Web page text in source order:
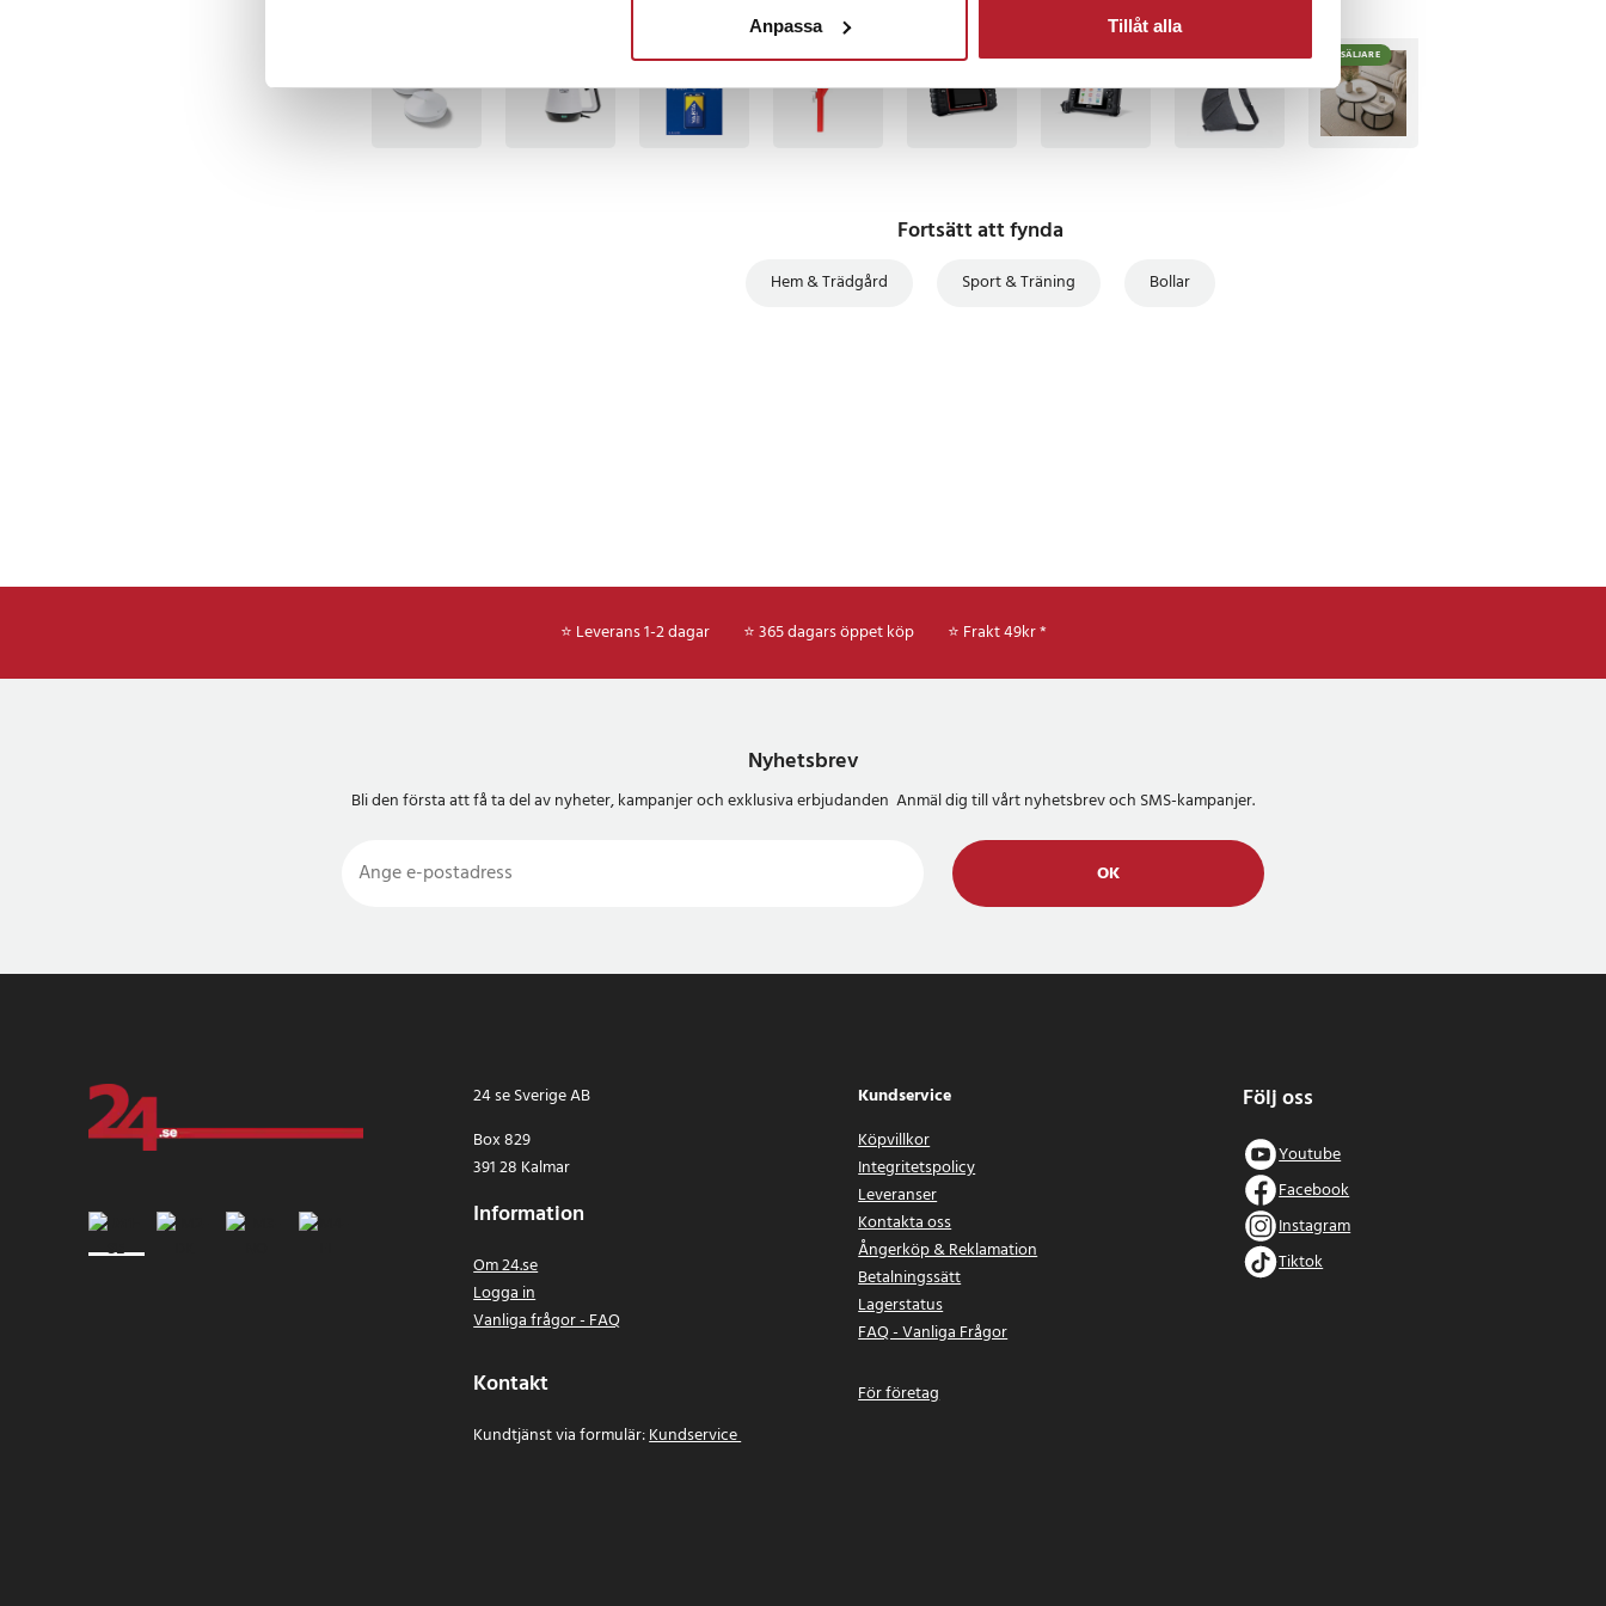
Anpassa Tillåt alla
- Nätstorlek: 84 x 84 cm
- Material: stål, PE (plast)
BÄSTSÄLJARE BÄSTSÄLJARE BÄSTSÄLJARE BÄSTSÄLJARE
Fortsätt att fynda
Hem & Trädgård Sport & Träning Bollar
⭐ Leverans 1-2 dagar ⭐ 365 dagars öppet köp ⭐ Frakt 49kr *
Nyhetsbrev
Bli den första att få ta del av nyheter, kampanjer och exklusiva erbjudanden Anmäl dig till vårt nyhetsbrev och SMS-kampanjer.
OK
24 se Sverige AB
Box 829
391 28 Kalmar
Information
Om 24.se
Logga in
Vanliga frågor - FAQ
Kontakt
Kundtjänst via formulär:Kundservice
Kundservice
Köpvillkor
Integritetspolicy
Leveranser
Kontakta oss
Ångerköp & Reklamation
Betalningssätt
Lagerstatus
FAQ - Vanliga Frågor
För företag
Följ oss
Youtube
Facebook
Instagram
Tiktok